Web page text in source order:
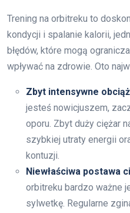
Trening na orbitreku to
kondycji i spalanie kalorii,
błędów, które mogą
wpływać na zdrowie. Oto
Zbyt intensywne
jesteś nowicjuszem,
oporu. Zbyt duży ciężar
szybkiej utraty energii
kontuzji.
Niewłaściwa postawa
orbitreku bardzo ważne
sylwetkę. Regularne